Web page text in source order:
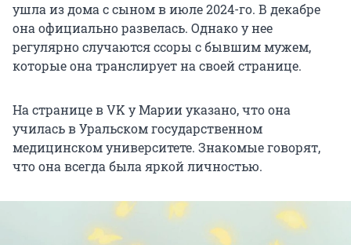
ушла из дома с сыном в июле 2024-го. В декабре
она официально развелась. Однако у нее
регулярно случаются ссоры с бывшим мужем,
которые она транслирует на своей странице.
На странице в VK у Марии указано, что она
училась в Уральском государственном
медицинском университете. Знакомые говорят,
что она всегда была яркой личностью.